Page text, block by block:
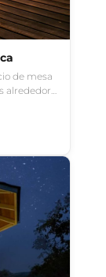
de mesa
alrededor…